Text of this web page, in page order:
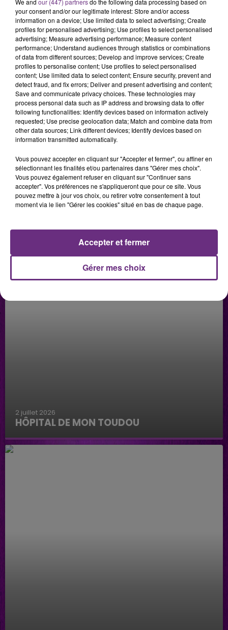
29 juillet 2026
GAGNEZ VOS INVITATIONS VIP POUR LES
CONCERTS DE FOIRE EN SCÈNE 2026
29 juillet 2026
GAGNEZ VOTRE SÉJOUR AU CENTER
CHAMPAGNE FM
LES PODCASTS
2 juillet 2026
HÔPITAL DE MON TOUDOU
Hôpital de mon Toudou
We and our (447) partnersdo the following data processing based on
your consent and/or our legitimate interest: Store and/or access
information on a device; Use limited data to select advertising; Create
profiles for personalised advertising; Use profiles to select personalised
advertising; Measure advertising performance; Measure content
performance; Understand audiences through statistics or combinations
of data from different sources; Develop and improve services; Create
profiles to personalise content; Use profiles to select personalised
content; Use limited data to select content; Ensure security, prevent and
detect fraud, and fix errors; Deliver and present advertising and content;
Save and communicate privacy choices. These technologies may
process personal data such as IP address and browsing data to offer
following functionalities: Identify devices based on information actively
requested; Use precise geolocation data; Match and combine data from
other data sources; Link different devices; Identify devices based on
information transmitted automatically.
Vous pouvez accepter en cliquant sur "Accepter et fermer", ou affiner en
sélectionnant les finalités et/ou partenaires dans "Gérer mes choix".
Vous pouvez également refuser en cliquant sur "Continuer sans
accepter". Vos préférences ne s'appliqueront que pour ce site. Vous
pouvez mettre à jour vos choix, ou retirer votre consentement à tout
moment via le lien "Gérer les cookies" situé en bas de chaque page.
Gérer mes choix
Accepter et fermer